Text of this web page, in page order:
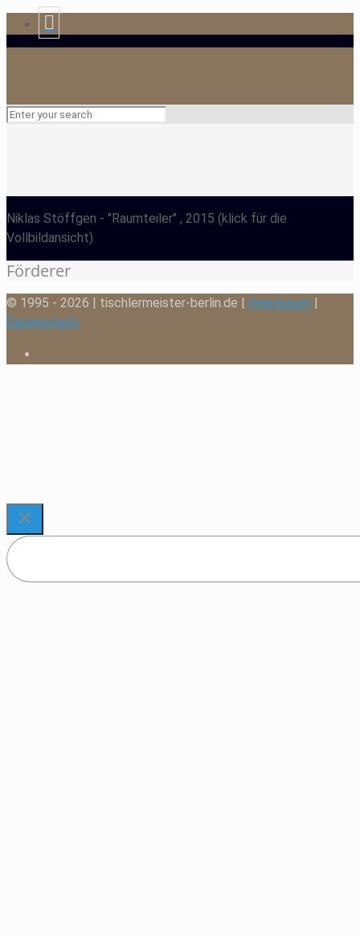
Niklas Stöffgen - "Raumteiler" , 2015 (klick für die
Vollbildansicht)
Förderer
© 1995 - 2026 | tischlermeister-berlin.de | Impressum |
Datenschutz